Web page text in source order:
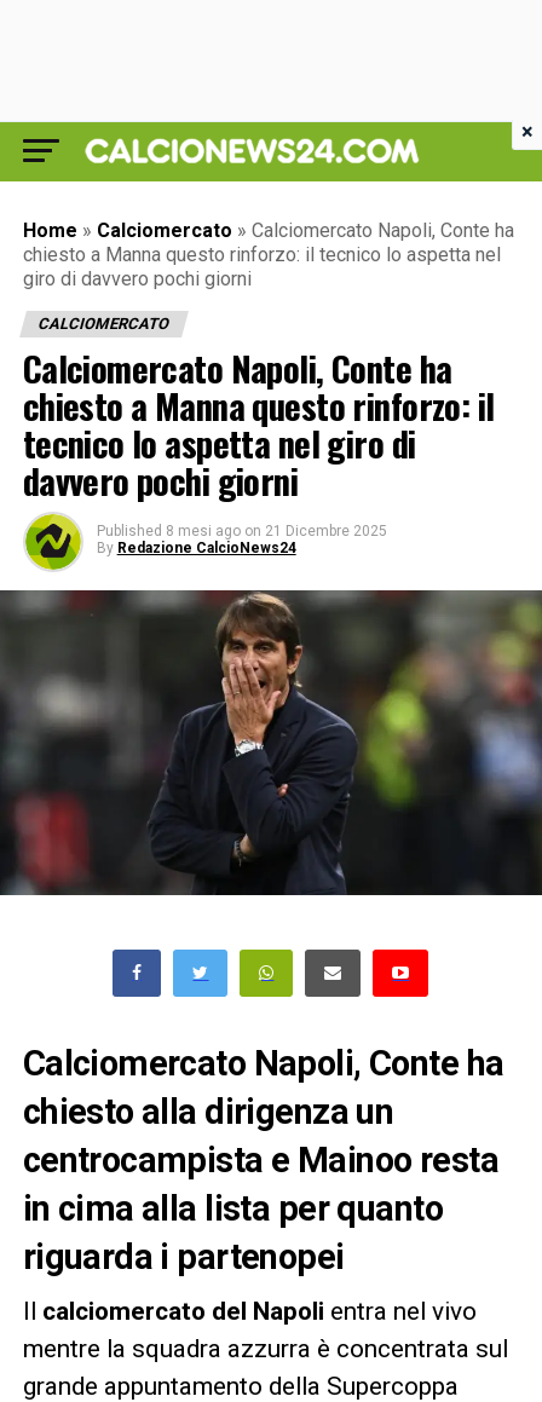
Home » Calciomercato » Calciomercato Napoli, Conte ha
chiesto a Manna questo rinforzo: il tecnico lo aspetta nel
giro di davvero pochi giorni
CALCIOMERCATO
Calciomercato Napoli, Conte ha
chiesto a Manna questo rinforzo: il
tecnico lo aspetta nel giro di
davvero pochi giorni
Published 8 mesi ago on 21 Dicembre 2025
By Redazione CalcioNews24
Calciomercato Napoli, Conte ha
chiesto alla dirigenza un
centrocampista e Mainoo resta
in cima alla lista per quanto
riguarda i partenopei
Il calciomercato del Napoli entra nel vivo
mentre la squadra azzurra è concentrata sul
grande appuntamento della Supercoppa
×